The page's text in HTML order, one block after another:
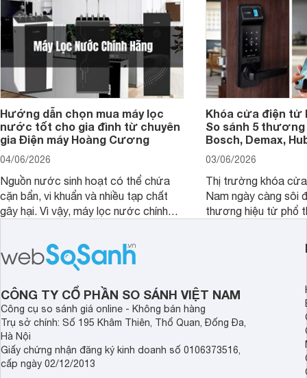
Hướng dẫn chọn mua máy lọc
nước tốt cho gia đình từ chuyên
gia Điện máy Hoàng Cương
04/06/2026
Nguồn nước sinh hoạt có thể chứa
cặn bẩn, vi khuẩn và nhiều tạp chất
gây hại. Vì vậy, máy lọc nước chính
sức khỏe và đảm bảo nguồn nước
sạch cho cả gia đình.
Khóa cửa điện tử
So sánh 5 thương
Bosch, Demax,
03/06/2026
Thị trường khóa
Nam ngày càng sôi
thương hiệu từ phổ
cửa điện tử hãng
sẽ so sánh 5
Demax, Hubert và
CÔNG TY CỔ PHẦN SO SÁNH VIỆT NAM
Công cụ so sánh giá online - Không bán hàng
Trụ sở chính: Số 195 Khâm Thiên, Thổ Quan, Đống Đa,
Hà Nội
Giấy chứng nhận đăng ký kinh doanh số 0106373516,
cấp ngày 02/12/2013